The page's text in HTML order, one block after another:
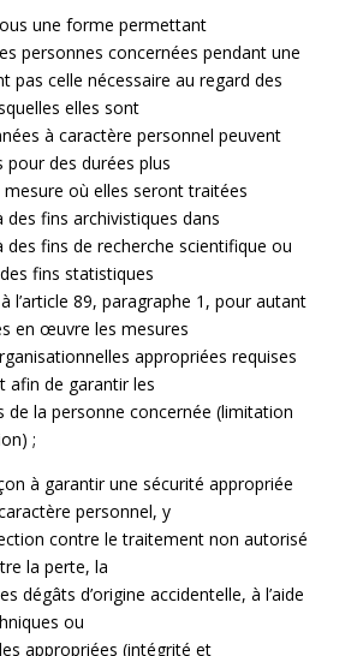
une forme permettant
personnes concernées pendant une
pas celle nécessaire au regard des
elles sont
à caractère personnel peuvent
pour des durées plus
où elles seront traitées
des fins archivistiques dans
des fins de recherche scientifique ou
fins statistiques
l’article 89, paragraphe 1, pour autant
en œuvre les mesures
appropriées requises
afin de garantir les
de la personne concernée (limitation
;
à garantir une sécurité appropriée
personnel, y
contre le traitement non autorisé
la perte, la
dégâts d’origine accidentelle, à l’aide
ou
appropriées (intégrité et